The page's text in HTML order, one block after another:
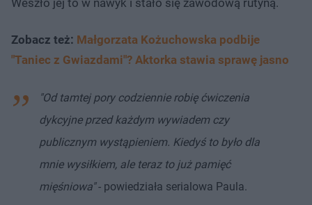
Zobacz też: Małgorzata Kożuchowska podbije
"Taniec z Gwiazdami"? Aktorka stawia sprawę jasno
"Od tamtej pory codziennie robię ćwiczenia
dykcyjne przed każdym wywiadem czy
publicznym wystąpieniem. Kiedyś to było dla
mnie wysiłkiem, ale teraz to już pamięć
mięśniowa"- powiedziała serialowa Paula.